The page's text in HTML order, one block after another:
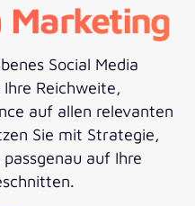
Marketing
Social Media
Reichweite,
auf allen relevanten
Sie mit Strategie,
auf Ihre